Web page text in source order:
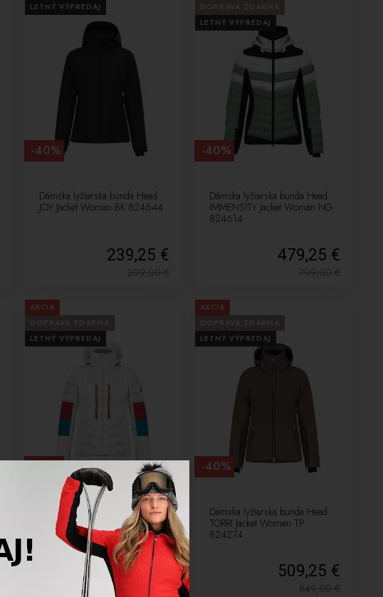
LETNÝ VÝPREDAJ
Dámska lyžiarska bunda Head
JOY Jacket Woman BK 824644
239,25 €
399,00€
-40%
LETNÝ VÝPREDAJ
Dámska lyžiarska bunda Head
IMMENSITY Jacket Woman NG
824614
479,25 €
799,00€
-40%
AKCIA
LETNÝ VÝPREDAJ
Dámska lyžiarska bunda Head
CLAIRICE Jacket Woman WH
824604
509,25 €
849,00
AKCIA
LETNÝ VÝPREDAJ
Dámska lyžiarska bunda Head
TORRI Jacket Women TP
824274
509,25 €
849,00€
-40%